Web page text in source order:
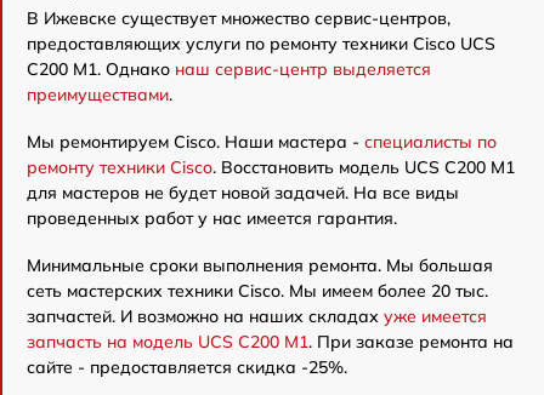
В Ижевске существует множество сервис-центров,
предоставляющих услуги по ремонту техники Cisco UCS
C200 M1. Однако наш сервис-центр выделяется
преимуществами.
Мы ремонтируем Cisco. Наши мастера - специалисты по
ремонту техники Cisco. Восстановить модель UCS C200 M1
для мастеров не будет новой задачей. На все виды
проведенных работ у нас имеется гарантия.
Минимальные сроки выполнения ремонта. Мы большая
сеть мастерских техники Cisco. Мы имеем более 20 тыс.
запчастей. И возможно на наших складах уже имеется
запчасть на модель UCS C200 M1. При заказе ремонта на
сайте - предоставляется скидка -25%.